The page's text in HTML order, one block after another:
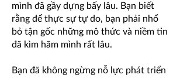
mình đã gầy dựng bấy lâu. Bạn biết
rằng để thực sự tự do, bạn phải nhổ
bỏ tận gốc những mô thức và niềm tin
đã kìm hãm mình rất lâu.
Bạn đã không ngừng nỗ lực phát triển